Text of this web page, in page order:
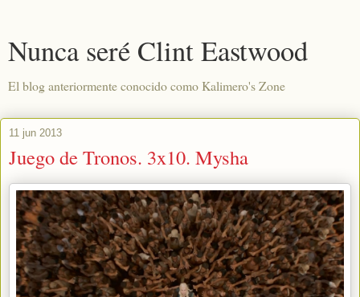
Nunca seré Clint Eastwood
El blog anteriormente conocido como Kalimero's Zone
11 jun 2013
Juego de Tronos. 3x10. Mysha